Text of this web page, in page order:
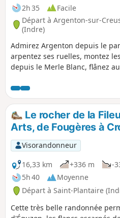
2h 35
Facile
Départ à Argenton-sur-
(Indre)
Admirez Argenton depuis le
arpentez ses ruelles, montez
depuis le Merle Blanc, flânez
Le rocher de la
Arts, de Fougères à
Visorandonneur
16,33 km
+336 m
-
5h 40
Moyenne
Départ à Saint-Plantaire
Cette très belle randonnée